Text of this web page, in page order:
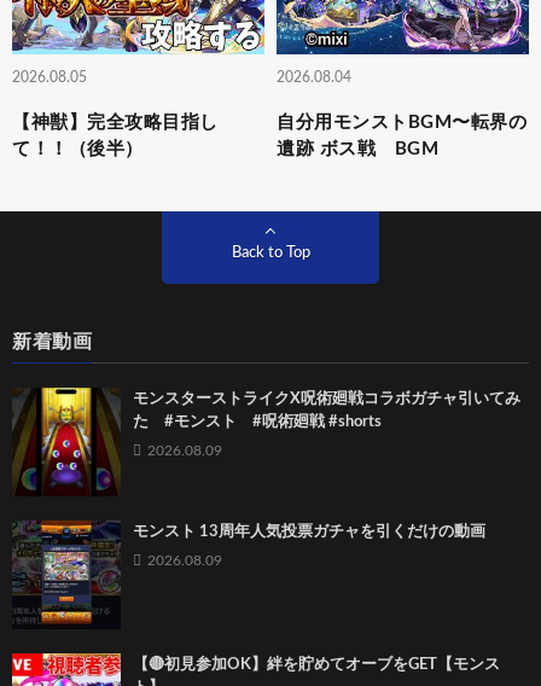
2026.08.05
【神獣】完全攻略目指し
て！！（後半）
2026.08.04
自分用モンストBGM〜転界の
遺跡 ボス戦 BGM
Back to Top
新着動画
モンスターストライクX呪術廻戦コラボガチャ引いてみ
た #モンスト #呪術廻戦 #shorts
2026.08.09
モンスト 13周年人気投票ガチャを引くだけの動画
2026.08.09
【🔴初見参加OK】絆を貯めてオーブをGET【モンス